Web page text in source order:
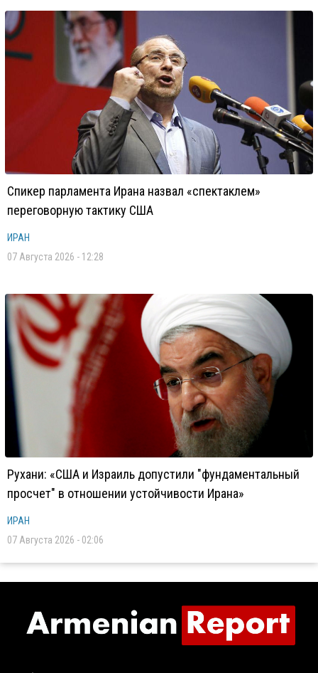
Спикер парламента Ирана назвал «спектаклем»
переговорную тактику США
ИРАН
07 Августа 2026 - 12:28
Рухани: «США и Израиль допустили "фундаментальный
просчет" в отношении устойчивости Ирана»
ИРАН
07 Августа 2026 - 02:06